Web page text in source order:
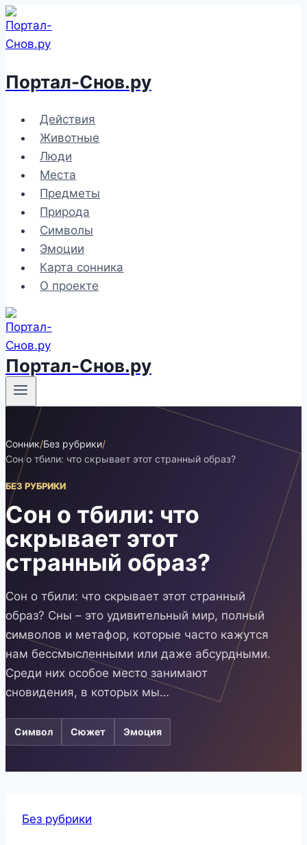
Перейти
к
содержимому
Портал-Снов.ру
Действия
Животные
Люди
Места
Предметы
Природа
Символы
Эмоции
Карта сонника
О проекте
Портал-Снов.ру
Сонник/Без рубрики/
Сон о тбили: что скрывает этот странный образ?
БЕЗ РУБРИКИ
Сон о тбили: что
скрывает этот
странный образ?
Сон о тбили: что скрывает этот странный
образ? Сны – это удивительный мир, полный
символов и метафор, которые часто кажутся
нам бессмысленными или даже абсурдными.
Среди них особое место занимают
сновидения, в которых мы…
Символ Сюжет Эмоция
Без рубрики